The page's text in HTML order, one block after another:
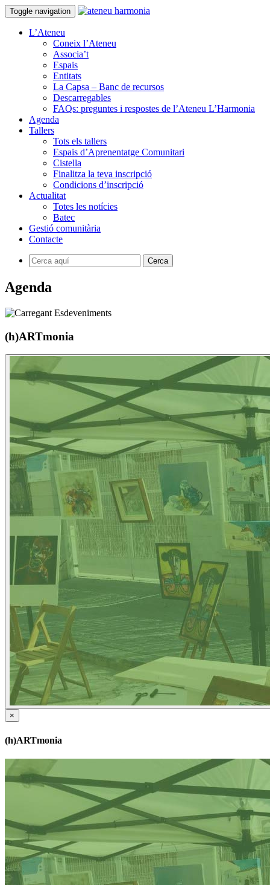
Toggle navigation
L’Ateneu
Coneix l’Ateneu
Associa’t
Espais
Entitats
La Capsa – Banc de recursos
Descarregables
FAQs: preguntes i respostes de l’Ateneu L’Harmonia
Agenda
Tallers
Tots els tallers
Espais d’Aprenentatge Comunitari
Cistella
Finalitza la teva inscripció
Condicions d’inscripció
Actualitat
Totes les notícies
Batec
Gestió comunitària
Contacte
Agenda
(h)ARTmonia
×
(h)ARTmonia